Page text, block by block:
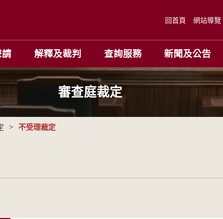
回首頁 網站導覽
請 解釋及裁判 查詢服務 新聞及公告
審查庭裁定
> 不受理裁定